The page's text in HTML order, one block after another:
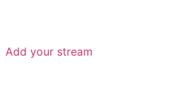
Add your stream